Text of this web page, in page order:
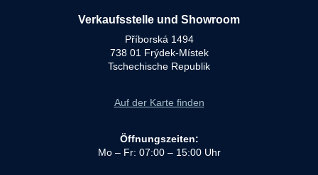
Verkaufsstelle und Showroom
Příborská 1494
738 01 Frýdek-Místek
Tschechische Republik
Auf der Karte finden
Öffnungszeiten:
Mo – Fr: 07:00 – 15:00 Uhr